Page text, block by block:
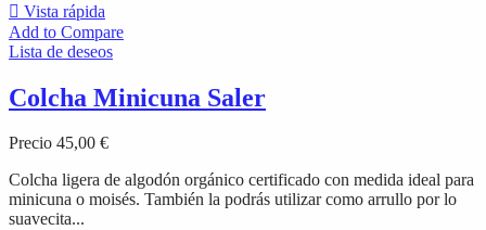
 Vista rápida
Add to Compare
Lista de deseos
Colcha Minicuna Saler
Precio 45,00 €
Colcha ligera de algodón orgánico certificado con medida ideal para
minicuna o moisés. También la podrás utilizar como arrullo por lo
suavecita...